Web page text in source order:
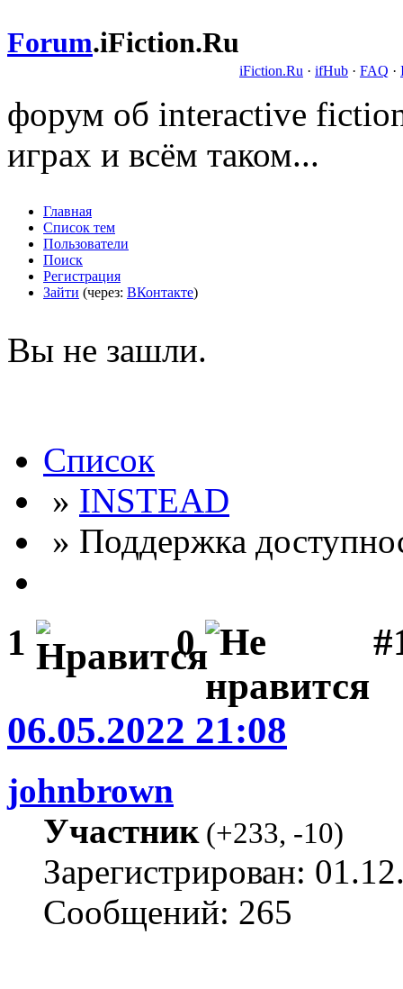
Forum.iFiction.Ru
iFiction.Ru · ifHub · FAQ ·
форум об interactive
играх и всём таком...
Главная
Список тем
Пользователи
Поиск
Регистрация
Зайти (через: ВКонтакте)
Вы не зашли.
Список
» INSTEAD
» Поддержка
1 0
06.05.2022 21:08
johnbrown
Участник(+233, -10)
Зарегистрирован:
Сообщений: 265